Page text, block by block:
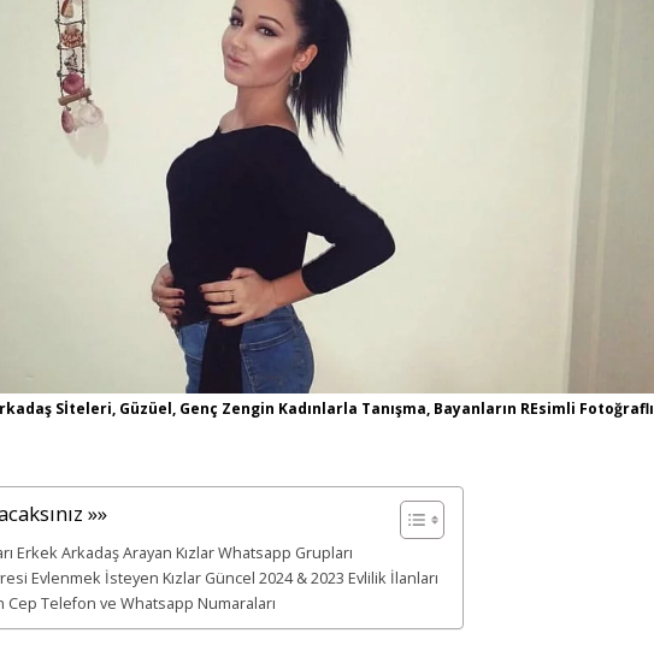
Sİteleri, Güzüel, Genç Zengin Kadınlarla Tanışma, Bayanların REsimli Fotoğraflı
»»
Erkek Arkadaş Arayan Kızlar Whatsapp Grupları
Evlenmek İsteyen Kızlar Güncel 2024 & 2023 Evlilik İlanları
Cep Telefon ve Whatsapp Numaraları